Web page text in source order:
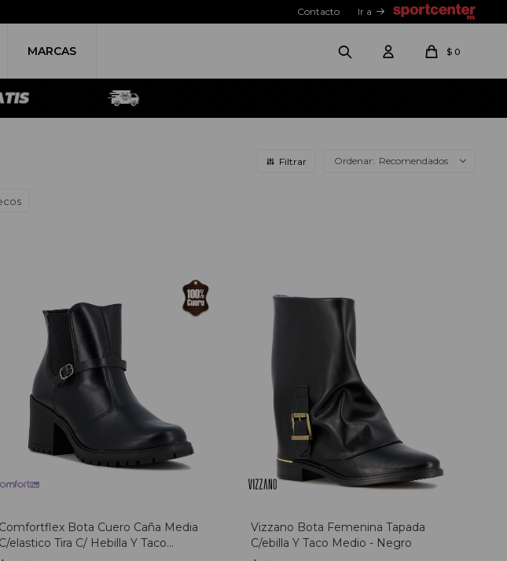
MARCAS $ 0
Contacto Ir a
Recomendados
Comfortflex Bota Cuero Caña Media
C/elastico Tira C/ Hebilla Y Taco
Vizzano Bota Femenina Tapada
C/ebilla Y Taco Medio - Negro